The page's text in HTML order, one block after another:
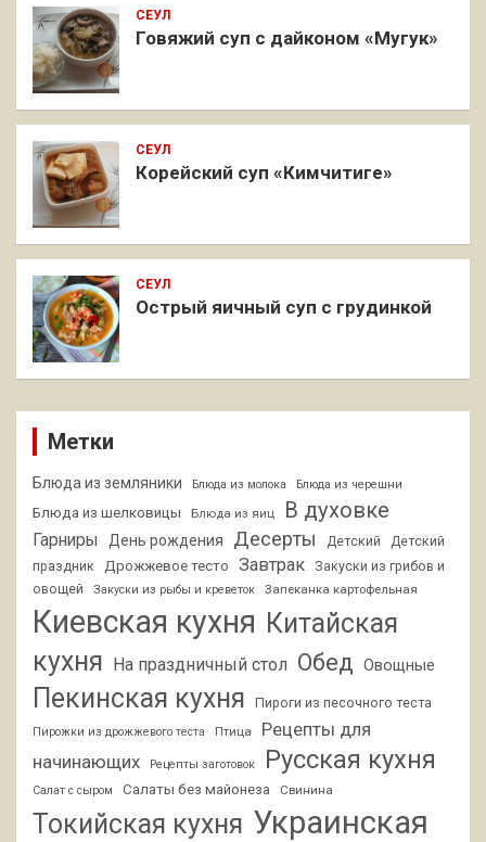
СЕУЛ
Говяжий суп с дайконом «Мугук»
СЕУЛ
Корейский суп «Кимчитиге»
СЕУЛ
Острый яичный суп с грудинкой
Метки
Блюда из земляники Блюда из молока Блюда из черешни
Блюда из шелковицы Блюда из яиц В духовке
Гарниры День рождения Десерты Детский
Детский
праздник
Дрожжевое тесто Завтрак
Закуски из грибов и
овощей
Закуски из рыбы и креветок Запеканка картофельная
Киевская кухня Китайская
кухня На праздничный стол Обед Овощные
Пекинская кухня Пироги из песочного теста
Пирожки из дрожжевого теста Птица
Рецепты для
начинающих
Рецепты заготовок Русская кухня
Салат с сыром Салаты без майонеза Свинина
Токийская кухня Украинская